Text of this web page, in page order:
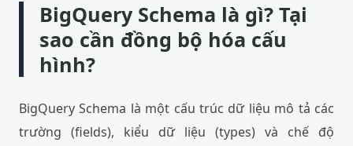
BigQuery Schema là gì? Tại
sao cần đồng bộ hóa cấu
hình?
BigQuery Schema là một cấu trúc dữ liệu mô tả các
trường (fields), kiểu dữ liệu (types) và chế độ